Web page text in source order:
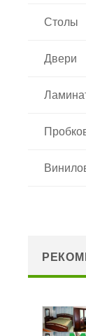
Столы
Двери